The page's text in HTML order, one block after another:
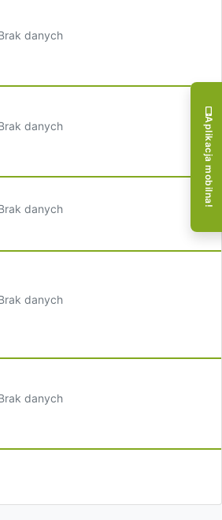
danych
danych
danych
danych
danych
Aplikacja mobilna!